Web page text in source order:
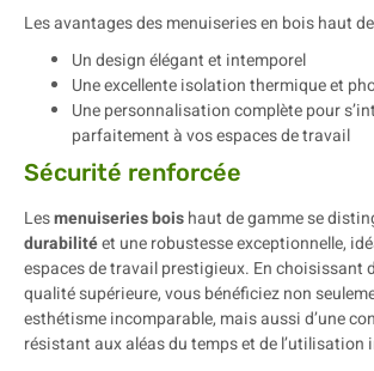
Les avantages des menuiseries en bois haut
Un design élégant et intemporel
Une excellente isolation thermique et
Une personnalisation complète pour
parfaitement à vos espaces de travail
Sécurité renforcée
Lesmenuiseries boishaut de gamme se
durabilitéet une robustesse exceptionnelle,
espaces de travail prestigieux. En choisissant
qualité supérieure, vous bénéficiez non
esthétisme incomparable, mais aussi d’une
résistant aux aléas du temps et de l’utilisation